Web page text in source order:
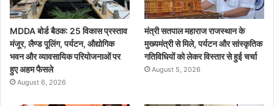
MDDA बोर्ड बैठक: 25 विकास प्रस्ताव
मंजूर, लैण्ड पूलिंग, पर्यटन, औद्योगिक
भवन और व्यावसायिक परियोजनाओं पर
हुए अहम फैसले
August 6, 2026
मंत्री सतपाल महाराज राजस्थान के
मुख्यमंत्री से मिले, पर्यटन और सांस्कृतिक
गतिविधियों को लेकर विस्तार से हुई चर्चा
August 5, 2026